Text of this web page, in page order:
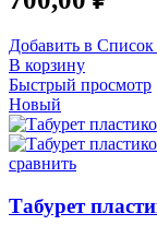
Добавить в
В корзину
Быстрый просмотр
Новый
сравнить
Табурет